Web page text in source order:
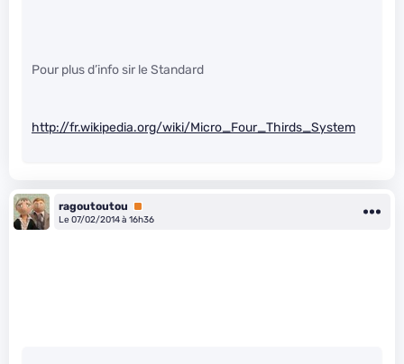
Pour plus d’info sir le Standard
http://fr.wikipedia.org/wiki/Micro_Four_Thirds_System
ragoutoutou
Premium
Le 07/02/2014 à 16h36